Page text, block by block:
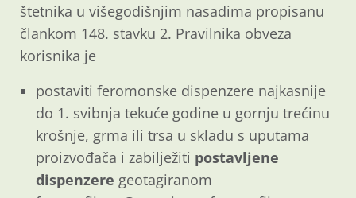
štetnika u višegodišnjim nasadima propisanu
člankom 148. stavku 2. Pravilnika obveza
korisnika je
postaviti feromonske dispenzere najkasnije
do 1. svibnja tekuće godine u gornju trećinu
krošnje, grma ili trsa u skladu s uputama
proizvođača i zabilježiti postavljene
dispenzere geotagiranom